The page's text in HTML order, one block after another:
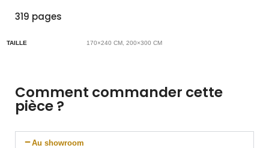
319 pages
TAILLE 170×240 CM, 200×300 CM
Comment commander cette
pièce ?
Au showroom